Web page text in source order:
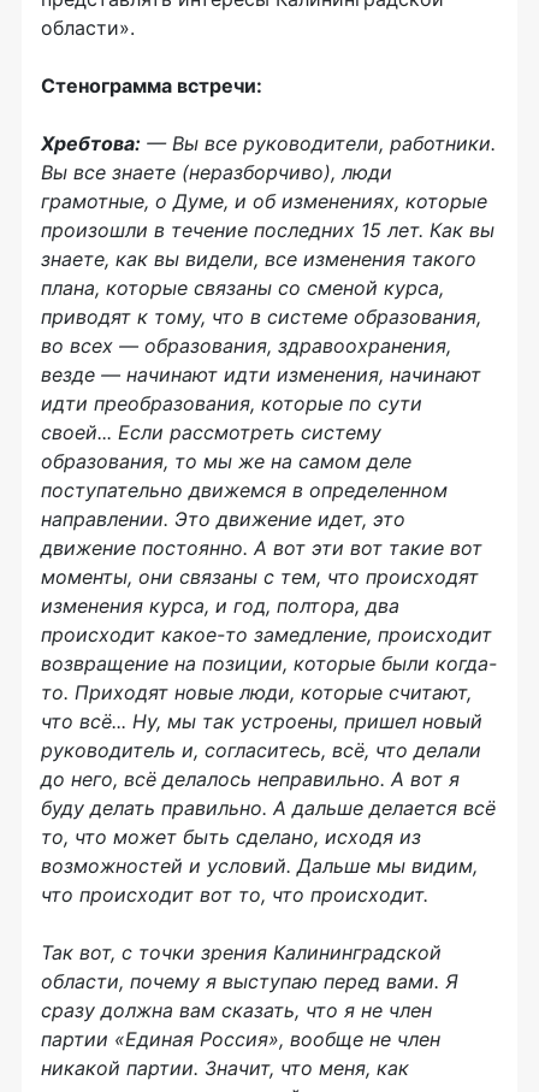
области».
Стенограмма встречи:
Хребтова: — Вы все руководители, работники.
Вы все знаете (неразборчиво), люди
грамотные, о Думе, и об изменениях, которые
произошли в течение последних 15 лет. Как вы
знаете, как вы видели, все изменения такого
плана, которые связаны со сменой курса,
приводят к тому, что в системе образования,
во всех — образования, здравоохранения,
везде — начинают идти изменения, начинают
идти преобразования, которые по сути
своей... Если рассмотреть систему
образования, то мы же на самом деле
поступательно движемся в определенном
направлении. Это движение идет, это
движение постоянно. А вот эти вот такие вот
моменты, они связаны с тем, что происходят
изменения курса, и год, полтора, два
происходит какое-то замедление, происходит
возвращение на позиции, которые были когда-
то. Приходят новые люди, которые считают,
что всё... Ну, мы так устроены, пришел новый
руководитель и, согласитесь, всё, что делали
до него, всё делалось неправильно. А вот я
буду делать правильно. А дальше делается всё
то, что может быть сделано, исходя из
возможностей и условий. Дальше мы видим,
что происходит вот то, что происходит.
Так вот, с точки зрения Калининградской
области, почему я выступаю перед вами. Я
сразу должна вам сказать, что я не член
партии «Единая Россия», вообще не член
никакой партии. Значит, что меня, как